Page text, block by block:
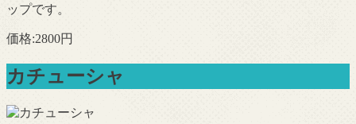
ップです。
価格:2800円
カチューシャ